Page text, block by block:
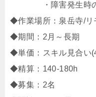
・障害発生時の
◆作業場所：泉岳寺/
◆期間：2月～長期
◆単価：スキル見合い
◆精算：140-180h
◆募集：2名